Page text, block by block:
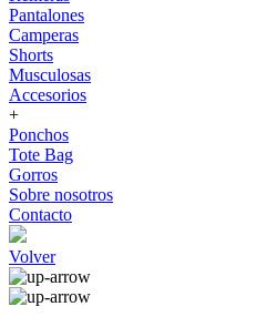
Pantalones
Camperas
Shorts
Musculosas
Accesorios
+
Ponchos
Tote Bag
Gorros
Sobre nosotros
Contacto
Volver